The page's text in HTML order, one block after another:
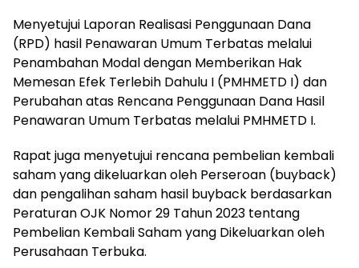
Menyetujui Laporan Realisasi Penggunaan Dana
(RPD) hasil Penawaran Umum Terbatas melalui
Penambahan Modal dengan Memberikan Hak
Memesan Efek Terlebih Dahulu I (PMHMETD I) dan
Perubahan atas Rencana Penggunaan Dana Hasil
Penawaran Umum Terbatas melalui PMHMETD I.
Rapat juga menyetujui rencana pembelian kembali
saham yang dikeluarkan oleh Perseroan (buyback)
dan pengalihan saham hasil buyback berdasarkan
Peraturan OJK Nomor 29 Tahun 2023 tentang
Pembelian Kembali Saham yang Dikeluarkan oleh
Perusahaan Terbuka.